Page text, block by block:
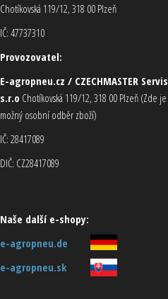
Chotíkovská 119/12, 318 00 Plzeň
IČ: 47737310
Provozovatel:
E-agropneu.cz / CZECHMASTER Servis
s.r.o Chotíkovská 119/12, 318 00 Plzeň (Zde je
možný osobní odběr zboží)
IČ: 28417089
DIČ: CZ28417089
Naše další e-shopy:
e-agropneu.de
e-agropneu.sk